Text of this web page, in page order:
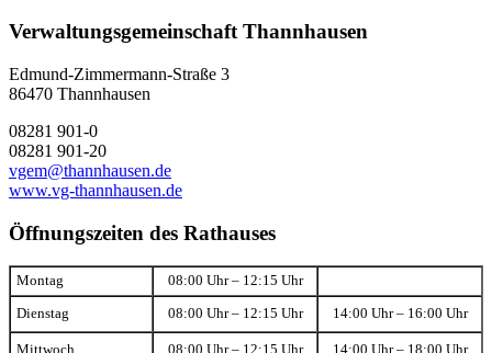
Verwaltungsgemeinschaft Thannhausen
Edmund-Zimmermann-Straße 3
86470 Thannhausen
08281 901-0
08281 901-20
vgem@thannhausen.de
www.vg-thannhausen.de
Öffnungszeiten des Rathauses
Montag 08:00 Uhr – 12:15 Uhr
Dienstag 08:00 Uhr – 12:15 Uhr 14:00 Uhr – 16:00 Uhr